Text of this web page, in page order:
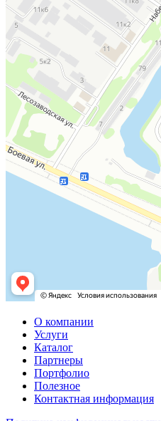
О компании
Услуги
Каталог
Партнеры
Портфолио
Полезное
Контактная информация